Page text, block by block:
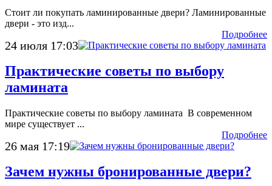
Стоит ли покупать ламинированные двери? Ламинированные
двери - это изд...
24 июля 17:03
Подробнее
Практические советы по выбору
ламината
Практические советы по выбору ламината В современном
мире существует ...
26 мая 17:19
Подробнее
Зачем нужны бронированные двери?